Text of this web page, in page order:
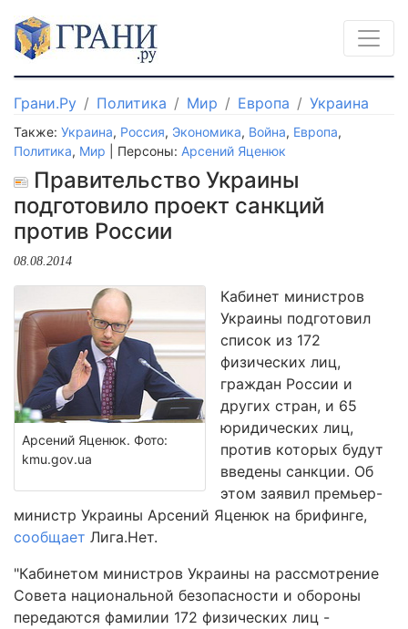
Грани.Ру Политика Мир Европа Украина
Также: Украина, Россия, Экономика, Война, Европа,
Политика, Мир | Персоны: Арсений Яценюк
Правительство Украины
подготовило проект санкций
против России
08.08.2014
Арсений Яценюк. Фото:
kmu.gov.ua
Кабинет министров
Украины подготовил
список из 172
физических лиц,
граждан России и
других стран, и 65
юридических лиц,
против которых будут
введены санкции. Об
этом заявил премьер-
министр Украины Арсений Яценюк на брифинге,
сообщает Лига.Нет.
"Кабинетом министров Украины на рассмотрение
Совета национальной безопасности и обороны
передаются фамилии 172 физических лиц -